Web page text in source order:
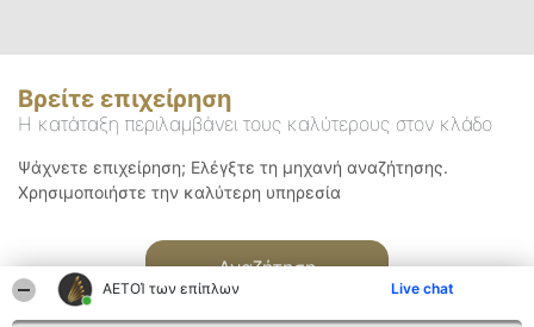
ΑΕΤΟΊ των επίπλων Live chat
Βρείτε επιχείρηση
Η κατάταξη περιλαμβάνει τους καλύτερους στον κλάδο
Ψάχνετε επιχείρηση; Ελέγξτε τη μηχανή αναζήτησης.
Χρησιμοποιήστε την καλύτερη υπηρεσία
Αναζήτηση